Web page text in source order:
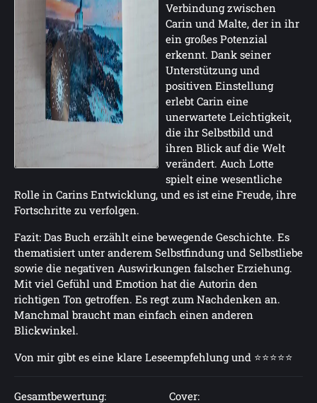
Verbindung zwischen
Carin und Malte, der in ihr
ein großes Potenzial
erkennt. Dank seiner
Unterstützung und
positiven Einstellung
erlebt Carin eine
unerwartete Leichtigkeit,
die ihr Selbstbild und
ihren Blick auf die Welt
verändert. Auch Lotte
spielt eine wesentliche
Rolle in Carins Entwicklung, und es ist eine Freude, ihre
Fortschritte zu verfolgen.
Fazit: Das Buch erzählt eine bewegende Geschichte. Es
thematisiert unter anderem Selbstfindung und Selbstliebe
sowie die negativen Auswirkungen falscher Erziehung.
Mit viel Gefühl und Emotion hat die Autorin den
richtigen Ton getroffen. Es regt zum Nachdenken an.
Manchmal braucht man einfach einen anderen
Blickwinkel.
Von mir gibt es eine klare Leseempfehlung und ⭐⭐⭐⭐⭐
Gesamtbewertung: Cover: